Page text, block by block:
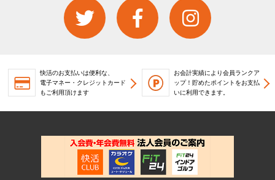
快活のお支払いは便利な、
電子マネー・クレジットカード
もご利用頂けます
お会計実績により会員ランクア
ップ！ 貯めたポイントをお支払
いに利用できます。